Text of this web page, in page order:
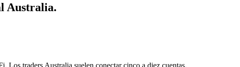
Australia.
Los traders Australia suelen conectar cinco a diez cuentas.